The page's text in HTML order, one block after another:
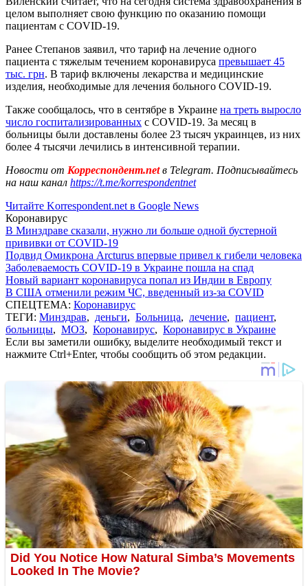
целом выполняет свою функцию по оказанию помощи
пациентам с COVID-19.
Ранее Степанов заявил, что тариф на лечение одного
пациента с тяжелым течением коронавируса превышает 45
тыс. грн. В тариф включены лекарства и медицинские
изделия, необходимые для лечения больного COVID-19.
Также сообщалось, что в сентябре в Украине на треть выросло
число госпитализированных с COVID-19. За месяц в
больницы были доставлены более 23 тысяч украинцев, из них
более 4 тысячи лечились в интенсивной терапии.
Новости от Корреспондент.netв Telegram. Подписывайтесь
на наш канал https://t.me/korrespondentnet
Читайте Korrespondent.net в Google News
Коронавирус
В Минздраве сказали, нужно ли больше одной бустерной
прививки от COVID-19
Подвид Омикрона Arcturus впервые привел к гибели человека
Заболеваемость COVID-19 в Украине пошла на спад
Новый вариант коронавируса попал из Индии в Европу
В США отменили режим ЧС, введенный из-за COVID
СПЕЦТЕМА: Коронавирус
ТЕГИ: Минздрав, деньги, Больница, лечение, пациент,
больницы, МОЗ, Коронавирус, Коронавирус в Украине
Если вы заметили ошибку, выделите необходимый текст и
нажмите Ctrl+Enter, чтобы сообщить об этом редакции.